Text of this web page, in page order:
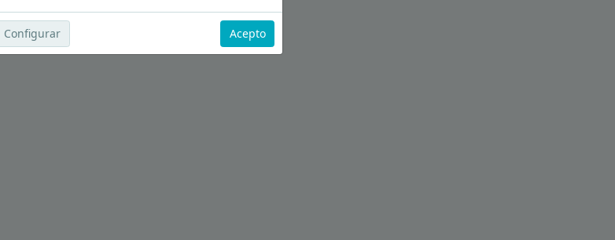
Configurar Acepto